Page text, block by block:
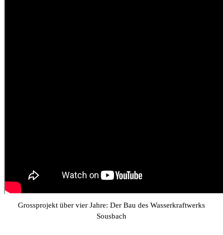
Grossprojekt über vier Jahre: Der Bau des Wasserkraftwerks
Sousbach